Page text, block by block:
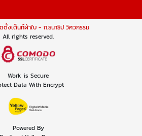
ตั้งเต็นท์ผ้าใบ - ก.ธนาธิป วิศวกรรม
All rights reserved.
Work is Secure
Data With Encrypt
Powered By